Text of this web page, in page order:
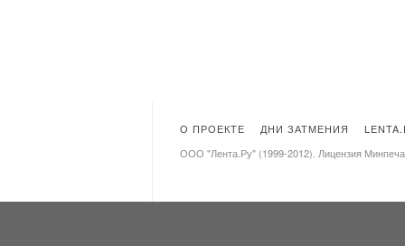
О ПРОЕКТЕ ДНИ ЗАТМЕНИЯ
ООО "Лента.Ру" (1999-2012). Лицензия